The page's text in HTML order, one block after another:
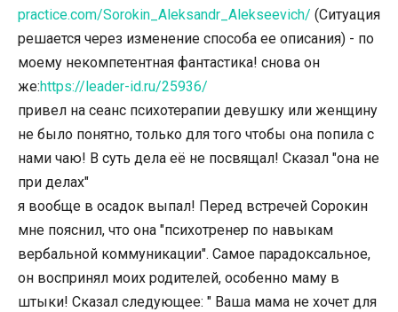
practice.com/Sorokin_Aleksandr_Alekseevich/ (Ситуация
решается через изменение способа ее описания) - по
моему некомпетентная фантастика! снова он
же:https://leader-id.ru/25936/
привел на сеанс психотерапии девушку или женщину
не было понятно, только для того чтобы она попила с
нами чаю! В суть дела её не посвящал! Сказал "она не
при делах"
я вообще в осадок выпал! Перед встречей Сорокин
мне пояснил, что она "психотренер по навыкам
вербальной коммуникации". Самое парадоксальное,
он воспринял моих родителей, особенно маму в
штыки! Сказал следующее: " Ваша мама не хочет для